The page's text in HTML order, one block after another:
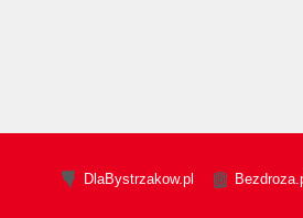
DlaBystrzakow.pl